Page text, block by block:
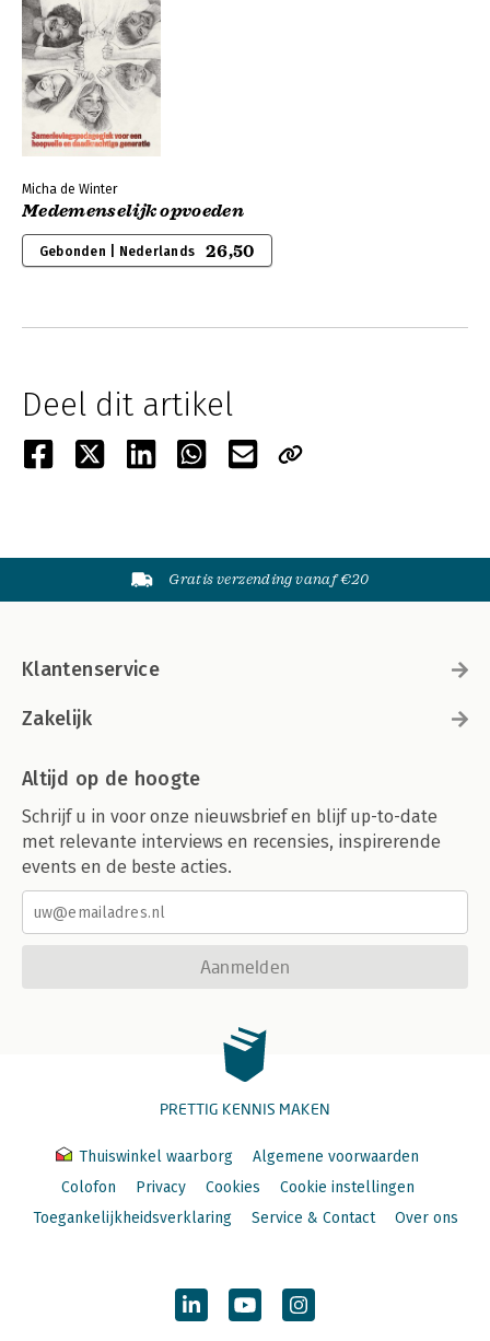
Micha de Winter
Medemenselijk opvoeden
Gebonden | Nederlands 26,50
Deel dit artikel
Gratis verzending vanaf €20
Klantenservice
Zakelijk
Altijd op de hoogte
Schrijf u in voor onze nieuwsbrief en blijf up-to-date
met relevante interviews en recensies, inspirerende
events en de beste acties.
Aanmelden
PRETTIG KENNIS MAKEN
Thuiswinkel waarborg
Algemene voorwaarden
Colofon
Privacy Cookies
Cookie instellingen
Toegankelijkheidsverklaring
Service & Contact Over ons